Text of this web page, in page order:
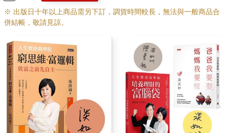
不知為何，電話斷訊。我再回電時，她已經關機。
我非常怕她想不開，第二天繼續撥打她的電話。下午，她終於接
了，說：「沒怎樣，我睡一覺就好了，沒事。」
我曾說，失戀應該要有效率，但這麼有效率，也未免太恐怖了一
點。
都是強人，但如此堅強，無益健康。
任何的傷痛都有復原期。
假裝沒事是一種堅強，每一個傷疤都不能強迫它凝血，太會逞強
的人，會把傷口往裡藏，血水與膿包深埋在心，恐怕更難好。仔
細想來，並不值得鼔勵。
我慢慢的學會，不只要傾聽別人的痛苦，也要懂得傾吐。一個人
如果真要有朋友，不能只是想要幫忙人，卻拒絕別人的幫忙。有
※ 出版日十年以上商品需另下訂，調貨時間較長，無法與一般商品合
併結帳，敬請見諒。